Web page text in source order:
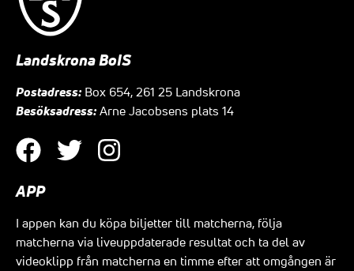
Landskrona BoIS
Postadress: Box 654, 261 25 Landskrona
Besöksadress: Arne Jacobsens plats 14
APP
I appen kan du köpa biljetter till matcherna, följa
matcherna via liveuppdaterade resultat och ta del av
videoklipp från matcherna en timme efter att omgången är